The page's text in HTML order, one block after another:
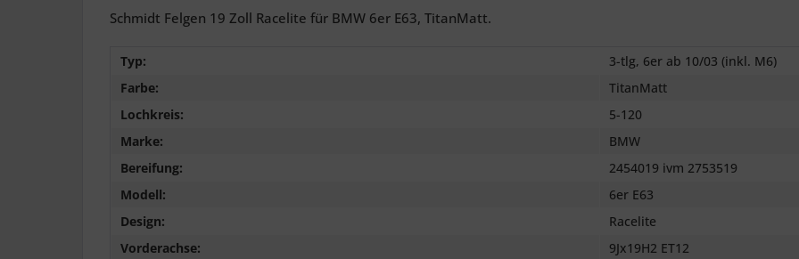
Schmidt Felgen 19 Zoll Racelite für BMW 6er E63, TitanMatt.
Typ:
3-tlg, 6er ab 10/03 (inkl. M6)
Farbe:
TitanMatt
Lochkreis:
5-120
Marke:
BMW
Bereifung:
2454019 ivm 2753519
Modell:
6er E63
Design:
Racelite
Vorderachse:
9Jx19H2 ET12